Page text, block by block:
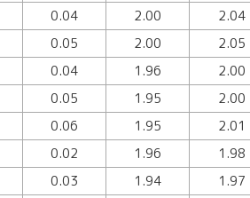
0.04 2.00 2.04
0.05 2.00 2.05
0.04 1.96 2.00
0.05 1.95 2.00
0.06 1.95 2.01
0.02 1.96 1.98
0.03 1.94 1.97